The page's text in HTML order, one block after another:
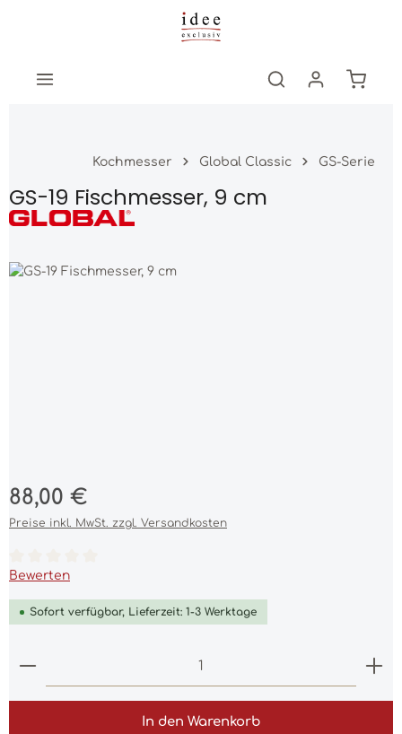
Zum Hauptinhalt springen
Kochmesser Global Classic GS-Serie
GS-19 Fischmesser, 9 cm
Bildergalerie überspringen
Regulärer Preis:
88,00 €
Preise inkl. MwSt. zzgl. Versandkosten
Durchschnittliche Bewertung von 0 von 5 Sternen
Bewerten
Sofort verfügbar, Lieferzeit: 1-3 Werktage
Produkt Anzahl: Gib den gewünschten Wert
In den Warenkorb